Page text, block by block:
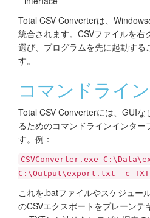
Total CSV Converterは、
統合されます。CSVファイルを右
選び、プログラムを先に起動する
す。
コマンドライ
Total CSV Converterには、GUIな
るためのコマンドラインインター
す。例：
CSVConverter.exe
C:\Output\export.txt -c TXT
これを.batファイルやスケジュー
のCSVエクスポートをプレーンテ